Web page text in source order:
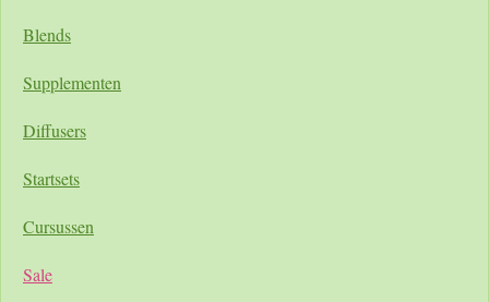
Blends
Supplementen
Diffusers
Startsets
Cursussen
Sale